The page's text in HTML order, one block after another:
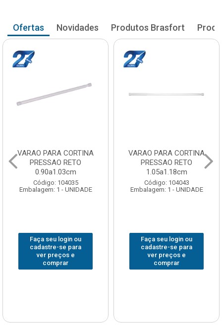
Ofertas Novidades Produtos Brasfort
VARAO PARA CORTINA
PRESSAO RETO
0.90a1.03cm
Código: 104035
Embalagem: 1 - UNIDADE
Faça seu login ou
cadastre-se para
ver preços e
comprar
VARAO PARA CORTINA
PRESSAO RETO
1.05a1.18cm
Código: 104043
Embalagem: 1 - UNIDADE
Faça seu login ou
cadastre-se para
ver preços e
comprar